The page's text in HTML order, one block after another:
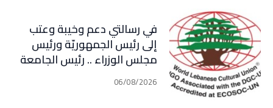
في رسالتي دعم وخيبة وعتب
إلى رئيس الجمهوريّة ورئيس
مجلس الوزراء .. رئيس الجامعة
اللبنانية الثقافيّة في العالم
(WLCU) يؤكد دعم الدّولة06/08/2026